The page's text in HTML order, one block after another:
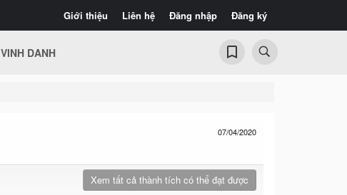
Giới thiệu Liên hệ Đăng nhập Đăng ký
VINH DANH
07/04/2020
Xem tất cả thành tích có thể đạt được